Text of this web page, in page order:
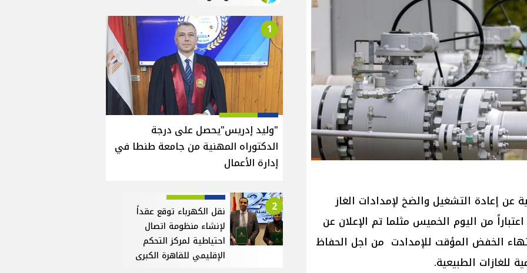
عن إعادة التشغيل والضخ لإمدادات الغاز
من اليوم الخميس مثلما تم الإعلان عن
الخفض المؤقت للإمدادت من اجل الحفاظ
للغازات الطبيعية.
1
"وليد إدريس"يحصل على درجة
الدكتوراه المهنية من جامعة طنطا في
إدارة الأعمال
2
نقل الكهرباء توقع عقداً
لإنشاء منظومة اتصال
احتياطية لمركز التحكم
الإقليمي للقاهرة الكبرى